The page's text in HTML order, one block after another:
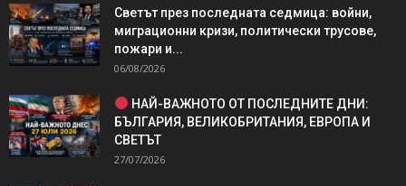
Светът през последната седмица: войни,
миграционни кризи, политически трусове,
пожари и...
06/08/2026
НАЙ-ВАЖНОТО ОТ ПОСЛЕДНИТЕ ДНИ:
БЪЛГАРИЯ, ВЕЛИКОБРИТАНИЯ, ЕВРОПА И
СВЕТЪТ
27/07/2026